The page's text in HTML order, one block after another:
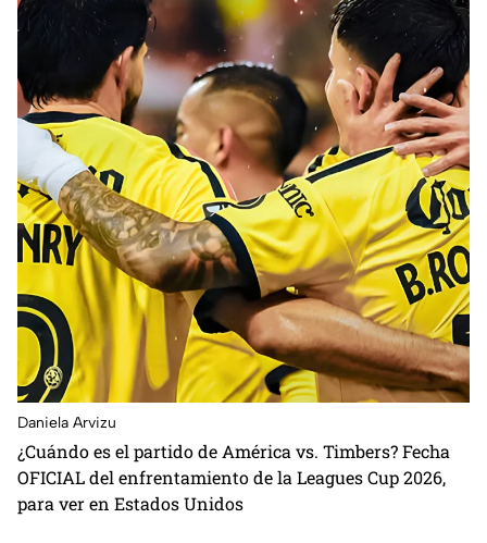
Daniela Arvizu
¿Cuándo es el partido de América vs. Timbers? Fecha
OFICIAL del enfrentamiento de la Leagues Cup 2026,
para ver en Estados Unidos